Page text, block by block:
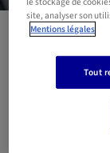
site, analyser son
Mentions légales
Tout